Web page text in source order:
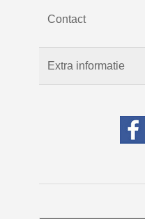
Contact
Extra informatie